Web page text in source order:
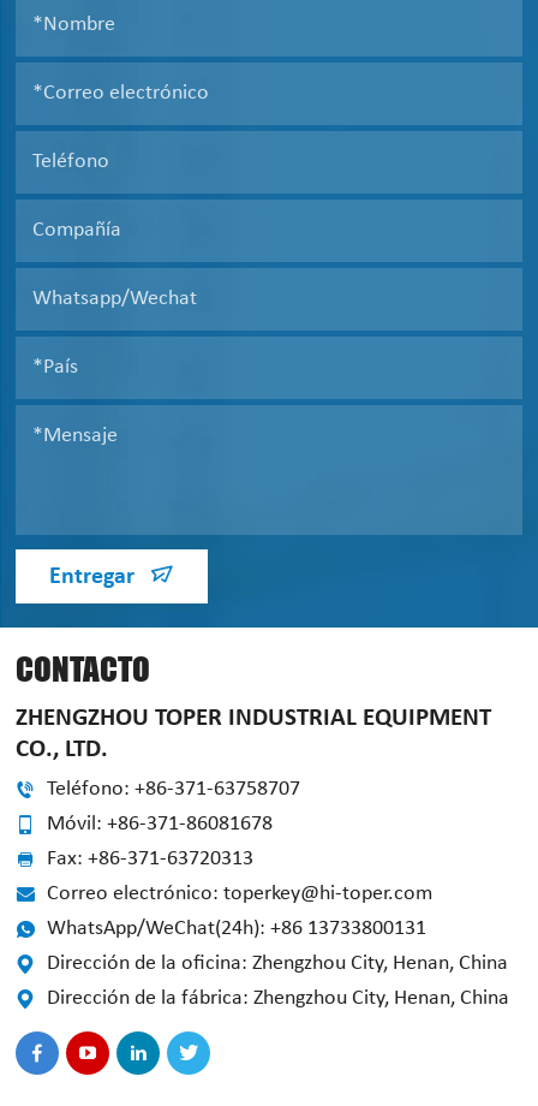
Entregar
CONTACTO
ZHENGZHOU TOPER INDUSTRIAL EQUIPMENT
CO., LTD.
Teléfono: +86-371-63758707
Móvil: +86-371-86081678
Fax: +86-371-63720313
Correo electrónico: toperkey@hi-toper.com
WhatsApp/WeChat(24h): +86 13733800131
Dirección de la oficina: Zhengzhou City, Henan, China
Dirección de la fábrica: Zhengzhou City, Henan, China